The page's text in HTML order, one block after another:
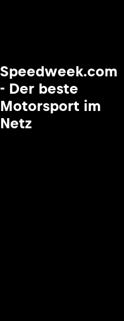
Speedweek.com
- Der beste
Motorsport im
Netz